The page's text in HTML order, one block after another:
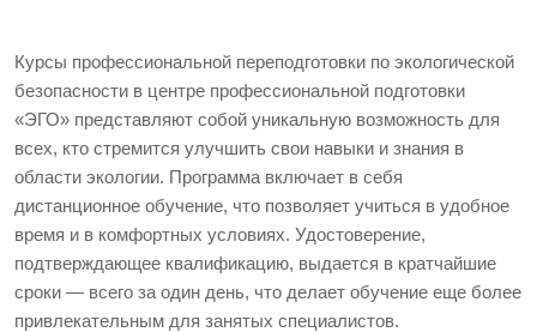
Курсы профессиональной переподготовки по экологической
безопасности в центре профессиональной подготовки
«ЭГО» представляют собой уникальную возможность для
всех, кто стремится улучшить свои навыки и знания в
области экологии. Программа включает в себя
дистанционное обучение, что позволяет учиться в удобное
время и в комфортных условиях. Удостоверение,
подтверждающее квалификацию, выдается в кратчайшие
сроки — всего за один день, что делает обучение еще более
привлекательным для занятых специалистов.